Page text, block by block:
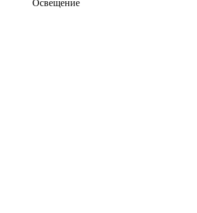
Освещение